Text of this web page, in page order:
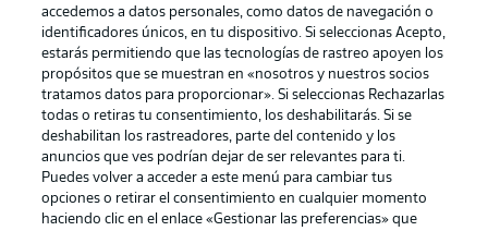
Publicidad Aviso legal
Gestionar las preferencias Declaracion de privacidad
Canales Trabajos
Jugadores Condiciones de uso
accedemos a datos personales, como datos de navegación o
identificadores únicos, en tu dispositivo. Si seleccionas Acepto,
estarás permitiendo que las tecnologías de rastreo apoyen los
propósitos que se muestran en «nosotros y nuestros socios
tratamos datos para proporcionar». Si seleccionas Rechazarlas
todas o retiras tu consentimiento, los deshabilitarás. Si se
deshabilitan los rastreadores, parte del contenido y los
anuncios que ves podrían dejar de ser relevantes para ti.
Puedes volver a acceder a este menú para cambiar tus
opciones o retirar el consentimiento en cualquier momento
haciendo clic en el enlace «Gestionar las preferencias» que